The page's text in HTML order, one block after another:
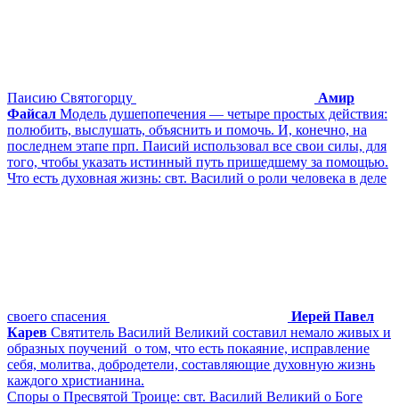
Паисию Святогорцу
Амир
Файсал Модель душепопечения ― четыре простых действия:
полюбить, выслушать, объяснить и помочь. И, конечно, на
последнем этапе прп. Паисий использовал все свои силы, для
того, чтобы указать истинный путь пришедшему за помощью.
Что есть духовная жизнь: свт. Василий о роли человека в деле
своего спасения
Иерей Павел
Карев Святитель Василий Великий составил немало живых и
образных поучений о том, что есть покаяние, исправление
себя, молитва, добродетели, составляющие духовную жизнь
каждого христианина.
Споры о Пресвятой Троице: свт. Василий Великий о Боге